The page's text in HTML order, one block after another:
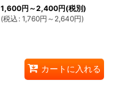
1,600円 ～2,400円(税別)
(税込 : 1,760円 ～2,640円)
カートに入れる